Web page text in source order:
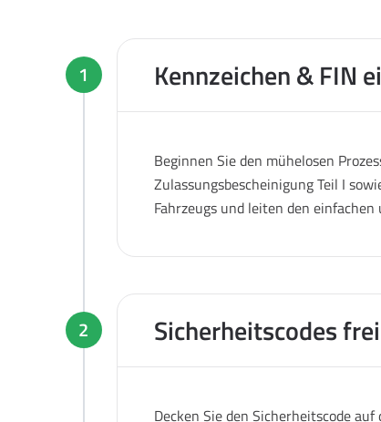
1 Kennzeichen & FIN
Beginnen Sie den mühelosen
Zulassungsbescheinigung Teil I
Fahrzeugs und leiten den
2 Sicherheitscodes
Decken Sie den Sicherheitscode